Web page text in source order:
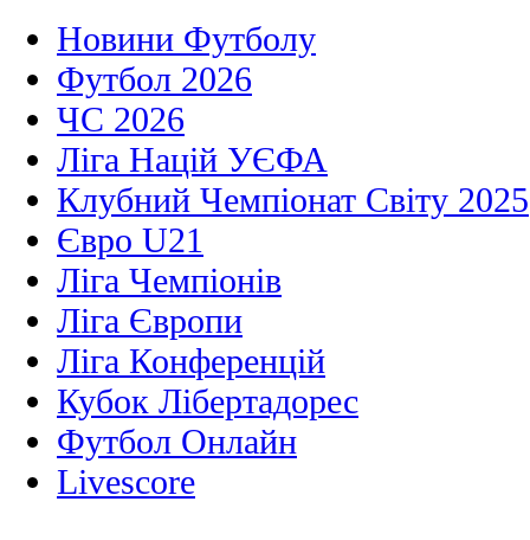
Новини Футболу
Футбол 2026
ЧС 2026
Ліга Націй УЄФА
Клубний Чемпіонат Світу 2025
Євро U21
Ліга Чемпіонів
Ліга Європи
Ліга Конференцій
Кубок Лібертадорес
Футбол Онлайн
Livescore